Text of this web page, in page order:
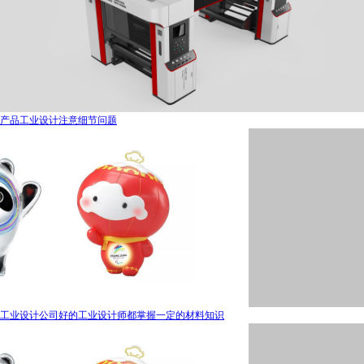
产品工业设计注意细节问题
工业设计公司好的工业设计师都掌握一定的材料知识